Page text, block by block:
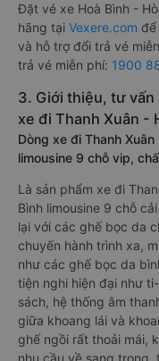
Đặt vé xe Hoà Bình -
hãng tại Vexere.com để
và hỗ trợ đổi trả vé
trả vé miễn phí: 1900
3. Giới thiệu, tư
xe đi Thanh Xuân -
Dòng xe đi Thanh
limousine 9 chỗ vip,
Là sản phẩm xe đi
Bình limousine 9 chỗ
lại với các ghế bọc da
chuyến hành trình xa,
như các ghế bọc da
tiện nghi hiện đại như
sách, hệ thống âm
giữa khoang lái và
ghế ngồi rất thoải mái,
nhu cầu về sang trọng,